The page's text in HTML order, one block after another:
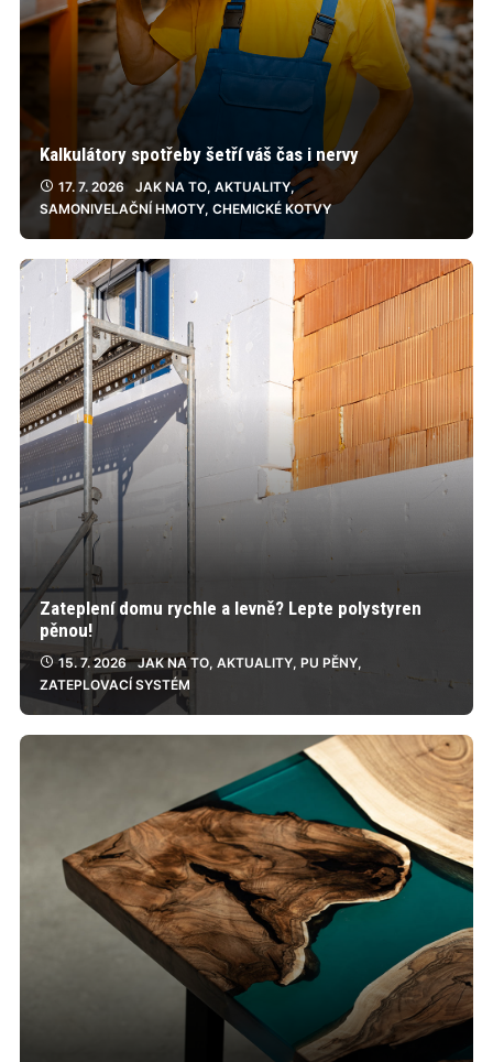
Kalkulátory spotřeby šetří váš čas i nervy
17. 7. 2026 JAK NA TO, AKTUALITY,
SAMONIVELAČNÍ HMOTY, CHEMICKÉ KOTVY
Zateplení domu rychle a levně? Lepte polystyren
pěnou!
15. 7. 2026 JAK NA TO, AKTUALITY, PU PĚNY,
ZATEPLOVACÍ SYSTÉM